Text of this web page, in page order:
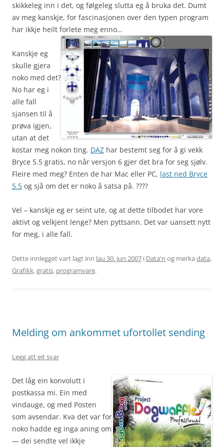
skikkeleg inn i det, og følgeleg slutta eg å bruka det. Dumt
av meg kanskje, for fascinasjonen over den typen program
har ikkje heilt forlete meg enno…
Kanskje eg
skulle gjera
noko med det?
No har eg i
alle fall
sjansen til å
prøva igjen,
utan at det
kostar meg nokon ting. DAZ har bestemt seg for å gi vekk
Bryce 5.5 gratis, no når versjon 6 gjer det bra for seg sjølv.
Fleire med meg? Enten de har Mac eller PC, last ned Bryce
5.5 og sjå om det er noko å satsa på. ????
Vel – kanskje eg er seint ute, og at dette tilbodet har vore
aktivt og velkjent lenge? Men pyttsann. Det var uansett nytt
for meg, i alle fall.
Dette innlegget vart lagt inn lau 30. jun 2007 i Data'n og merka data,
Grafikk,gratis, programvare.
Melding om ankommet ufortollet sending
Legg att eit svar
Det låg ein konvolutt i
postkassa mi. Ein med
vindauge, og med Posten
som avsendar. Kva det var for
noko hadde eg inga aning om
— dei sendte vel ikkje